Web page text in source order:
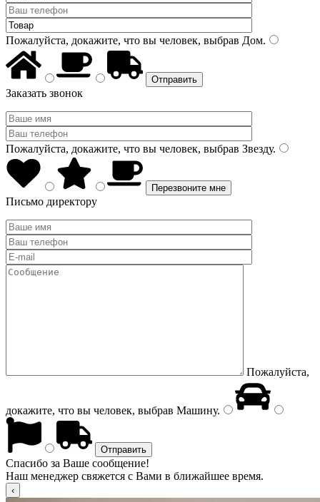
Пожалуйста, докажите, что вы человек, выбрав Дом.
Заказать звонок
Пожалуйста, докажите, что вы человек, выбрав Звезду.
Письмо директору
Пожалуйста,
докажите, что вы человек, выбрав Машину.
Спасибо за Ваше сообщение!
Наш менеджер свяжется с Вами в ближайшее время.